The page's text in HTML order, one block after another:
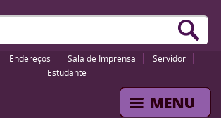
Endereços Sala de Imprensa
Servidor
Estudante